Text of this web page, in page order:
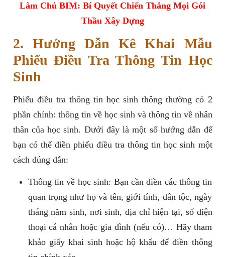
Làm Chủ BIM: Bí Quyết Chiến Thắng Mọi Gói
Thầu Xây Dựng
2. Hướng Dẫn Kê Khai Mẫu
Phiếu Điều Tra Thông Tin Học
Sinh
Phiếu điều tra thông tin học sinh thông thường có 2
phần chính: thông tin về học sinh và thông tin về nhân
thân của học sinh. Dưới đây là một số hướng dẫn để
bạn có thể điền phiếu điều tra thông tin học sinh một
cách đúng đắn:
Thông tin về học sinh: Bạn cần điền các thông tin
quan trọng như họ và tên, giới tính, dân tộc, ngày
tháng năm sinh, nơi sinh, địa chỉ hiện tại, số điện
thoại cá nhân hoặc gia đình (nếu có)… Hãy tham
khảo giấy khai sinh hoặc hộ khẩu để điền thông